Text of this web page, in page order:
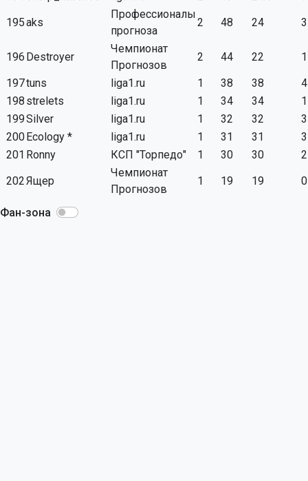
195aks
Профессионалы
прогноза
2 48 24 3
196 Destroyer
Чемпионат
Прогнозов
2 44 22
1
197tuns liga1.ru 1 38 38
4
198 strelets liga1.ru 1 34 34
1
199Silver liga1.ru 1 32 32
3
200Ecology * liga1.ru 1 31 31
3
201 Ronny КСП "Торпедо" 1 30 30
2
202Ящер
Чемпионат
Прогнозов
1 19 19 0
Фан-зона